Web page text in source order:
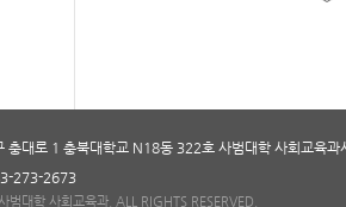
충대로 1 충북대학교 N18동 322호 사범대학 사회교육과
273-2673
대학 사회교육과. ALL RIGHTS RESERVED.